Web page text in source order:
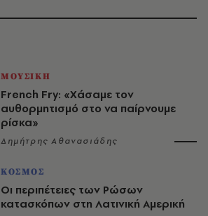
ΜΟΥΣΙΚΗ
French Fry: «Χάσαμε τον
αυθορμητισμό στο να παίρνουμε
ρίσκα»
Δημήτρης Αθανασιάδης
ΚΟΣΜΟΣ
Οι περιπέτειες των Ρώσων
κατασκόπων στη Λατινική Αμερική